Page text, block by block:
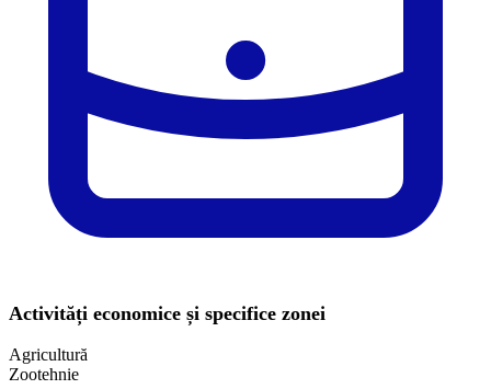
Activități economice și specifice zonei
Agricultură
Zootehnie